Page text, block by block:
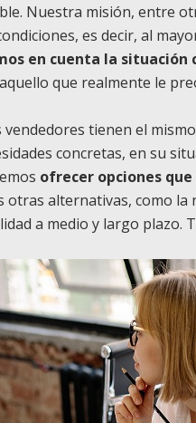
Nuestra misión, entre
es decir, al
en cuenta la situación
que realmente le
vendedores tienen el
concretas, en su
ofrecer opciones
otras alternativas, como
a medio y largo plazo.